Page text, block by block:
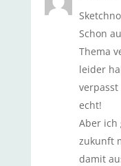
Schon
Thema
leider
echt!
Aber ich
zukunft
damit